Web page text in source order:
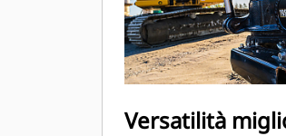
Versatilità